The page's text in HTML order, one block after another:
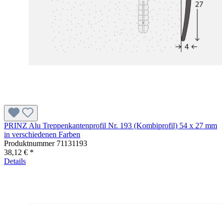
PRINZ Alu Treppenkantenprofil Nr. 193 (Kombiprofil) 54 x 27 mm
in verschiedenen Farben
Produktnummer 71131193
38,12 € *
Details